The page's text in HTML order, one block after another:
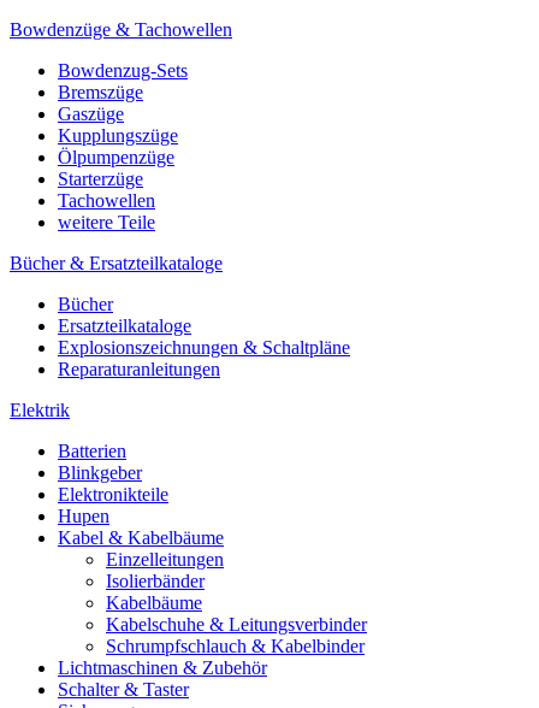
Bowdenzüge & Tachowellen
Bowdenzug-Sets
Bremszüge
Gaszüge
Kupplungszüge
Ölpumpenzüge
Starterzüge
Tachowellen
weitere Teile
Bücher & Ersatzteilkataloge
Bücher
Ersatzteilkataloge
Explosionszeichnungen & Schaltpläne
Reparaturanleitungen
Elektrik
Batterien
Blinkgeber
Elektronikteile
Hupen
Kabel & Kabelbäume
Einzelleitungen
Isolierbänder
Kabelbäume
Kabelschuhe & Leitungsverbinder
Schrumpfschlauch & Kabelbinder
Lichtmaschinen & Zubehör
Schalter & Taster